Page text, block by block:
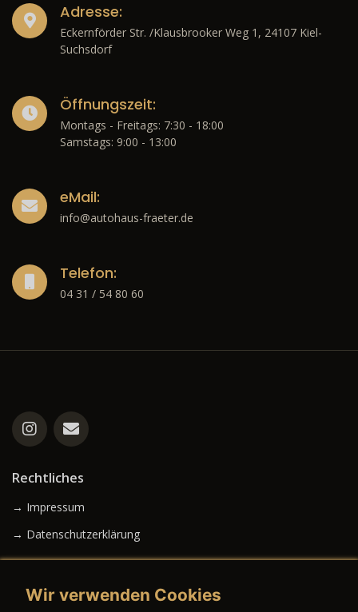
Adresse:
Eckernförder Str. /Klausbrooker Weg 1, 24107 Kiel-
Suchsdorf
Öffnungszeit:
Montags - Freitags: 7:30 - 18:00
Samstags: 9:00 - 13:00
eMail:
info@autohaus-fraeter.de
Telefon:
04 31 / 54 80 60
Rechtliches
→ Impressum
→ Datenschutzerklärung
Wir verwenden Cookies